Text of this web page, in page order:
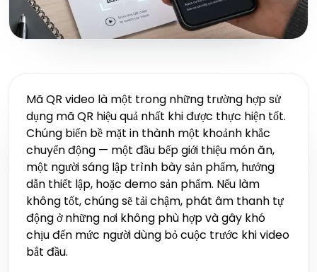
Mã QR video là một trong những trường hợp sử
dụng mã QR hiệu quả nhất khi được thực hiện tốt.
Chúng biến bề mặt in thành một khoảnh khắc
chuyển động — một đầu bếp giới thiệu món ăn,
một người sáng lập trình bày sản phẩm, hướng
dẫn thiết lập, hoặc demo sản phẩm. Nếu làm
không tốt, chúng sẽ tải chậm, phát âm thanh tự
động ở những nơi không phù hợp và gây khó
chịu đến mức người dùng bỏ cuộc trước khi video
bắt đầu.